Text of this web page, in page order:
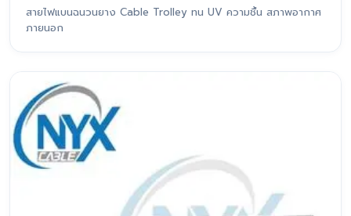
สายไฟแบนฉนวนยาง Cable Trolley ทน UV ความชื้น สภาพอากาศ
ภายนอก